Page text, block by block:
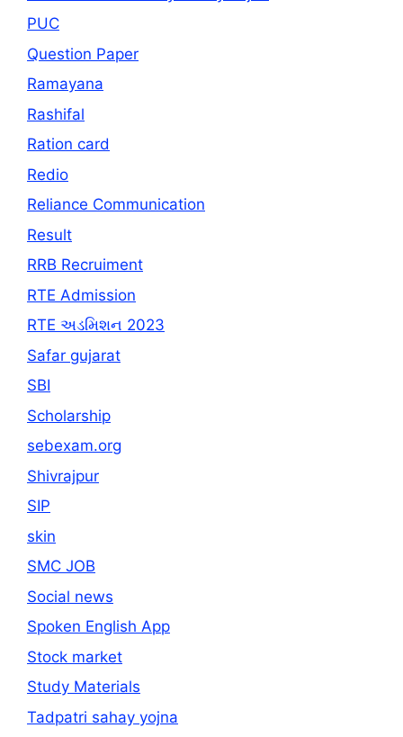
PUC
Question Paper
Ramayana
Rashifal
Ration card
Redio
Reliance Communication
Result
RRB Recruiment
RTE Admission
RTE અડમિશન 2023
Safar gujarat
SBI
Scholarship
sebexam.org
Shivrajpur
SIP
skin
SMC JOB
Social news
Spoken English App
Stock market
Study Materials
Tadpatri sahay yojna